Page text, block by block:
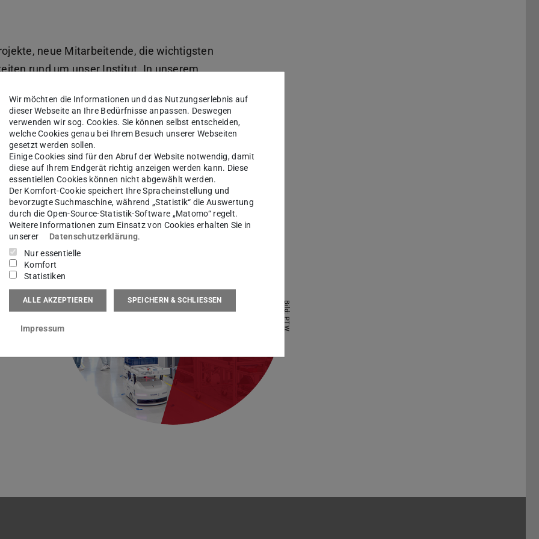
neue Mitarbeitende, die wichtigsten
rund um unser Institut. In unserem
Daten, Fakten und ausgewählten
Ihr
”
Bild: PTW
Wir möchten die Informationen und das Nutzungserlebnis auf
dieser Webseite an Ihre Bedürfnisse anpassen. Deswegen
verwenden wir sog. Cookies. Sie können selbst entscheiden,
welche Cookies genau bei Ihrem Besuch unserer Webseiten
gesetzt werden sollen.
Einige Cookies sind für den Abruf der Website notwendig, damit
diese auf Ihrem Endgerät richtig anzeigen werden kann. Diese
essentiellen Cookies können nicht abgewählt werden.
Der Komfort-Cookie speichert Ihre Spracheinstellung und
bevorzugte Suchmaschine, während „Statistik“ die Auswertung
durch die Open-Source-Statistik-Software „Matomo“ regelt.
Weitere Informationen zum Einsatz von Cookies erhalten Sie in
unserer
Datenschutzerklärung.
Nur essentielle
Komfort
Statistiken
ALLE AKZEPTIEREN SPEICHERN & SCHLIESSEN
Impressum